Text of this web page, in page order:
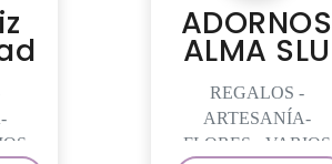
ADORNOS
ALMA SLU
REGALOS -
ARTESANÍA-
FLORES - VARIOS